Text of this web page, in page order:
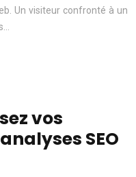
Un visiteur confronté à un
vos
SEO